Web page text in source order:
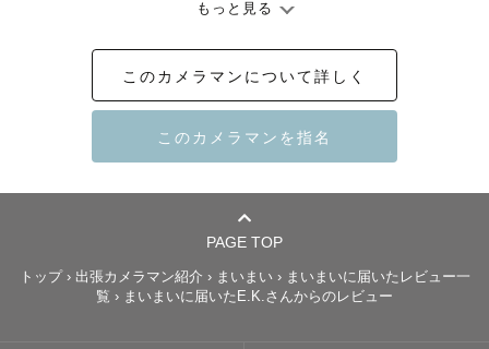
でもご相談ください。
メッセージを通してお話しし、一緒に解消します！
撮影まで、当日、そして撮影後思い出として振り返った時
もやっぱり楽しかったと思える時間を一緒に作らせてくだ
さい😊
みなさまにお会いできることを楽しみにしています
もっと見る
このカメラマンについて詳しく
PAGE TOP
トップ› 出張カメラマン紹介 › まいまい› まいまいに届いたレビュー一
覧 › まいまいに届いたE.K.さんからのレビュー